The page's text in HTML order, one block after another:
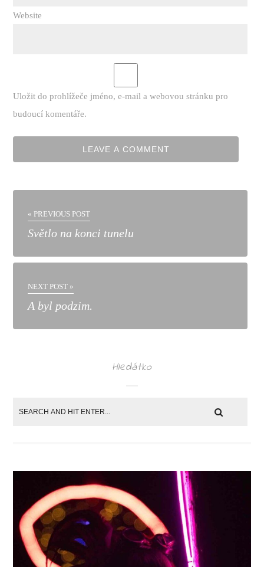
Website
Uložit do prohlížeče jméno, e-mail a webovou stránku pro
budoucí komentáře.
« PREVIOUS POST
Světlo na konci tunelu
NEXT POST »
A byl podzim.
Hledátko